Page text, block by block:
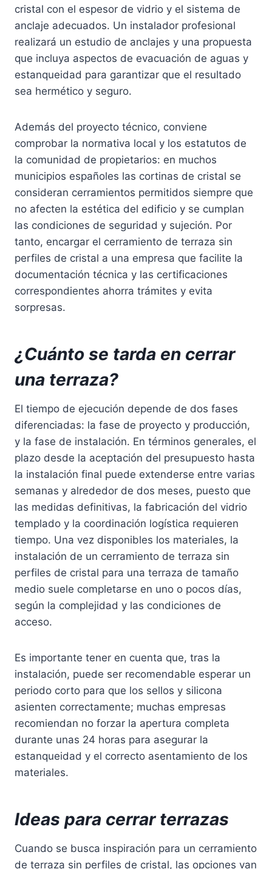
cristal con el espesor de vidrio y el sistema de
anclaje adecuados. Un instalador profesional
realizará un estudio de anclajes y una propuesta
que incluya aspectos de evacuación de aguas y
estanqueidad para garantizar que el resultado
sea hermético y seguro.
Además del proyecto técnico, conviene
comprobar la normativa local y los estatutos de
la comunidad de propietarios: en muchos
municipios españoles las cortinas de cristal se
consideran cerramientos permitidos siempre que
no afecten la estética del edificio y se cumplan
las condiciones de seguridad y sujeción. Por
tanto, encargar el cerramiento de terraza sin
perfiles de cristal a una empresa que facilite la
documentación técnica y las certificaciones
correspondientes ahorra trámites y evita
sorpresas.
¿Cuánto se tarda en cerrar
una terraza?
El tiempo de ejecución depende de dos fases
diferenciadas: la fase de proyecto y producción,
y la fase de instalación. En términos generales, el
plazo desde la aceptación del presupuesto hasta
la instalación final puede extenderse entre varias
semanas y alrededor de dos meses, puesto que
las medidas definitivas, la fabricación del vidrio
templado y la coordinación logística requieren
tiempo. Una vez disponibles los materiales, la
instalación de un cerramiento de terraza sin
perfiles de cristal para una terraza de tamaño
medio suele completarse en uno o pocos días,
según la complejidad y las condiciones de
acceso.
Es importante tener en cuenta que, tras la
instalación, puede ser recomendable esperar un
periodo corto para que los sellos y silicona
asienten correctamente; muchas empresas
recomiendan no forzar la apertura completa
durante unas 24 horas para asegurar la
estanqueidad y el correcto asentamiento de los
materiales.
Ideas para cerrar terrazas
Cuando se busca inspiración para un cerramiento
de terraza sin perfiles de cristal, las opciones van